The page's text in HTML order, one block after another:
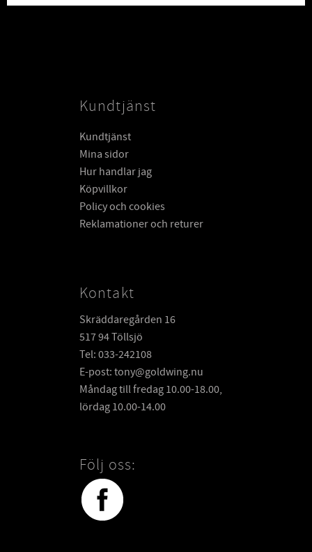
Kundtjänst
Kundtjänst
Mina sidor
Hur handlar jag
Köpvillkor
Policy och cookies
Reklamationer och returer
Kontakt
Skräddaregården 16
517 94 Töllsjö
Tel: 033-242108
E-post: tony@goldwing.nu
Måndag till fredag 10.00-18.00,
lördag 10.00-14.00
Följ oss: